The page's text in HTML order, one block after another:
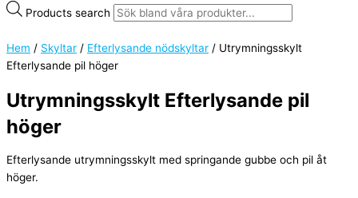
Products search
Hem / Skyltar / Efterlysande nödskyltar / Utrymningsskylt
Efterlysande pil höger
Utrymningsskylt Efterlysande pil
höger
Efterlysande utrymningsskylt med springande gubbe och pil åt
höger.